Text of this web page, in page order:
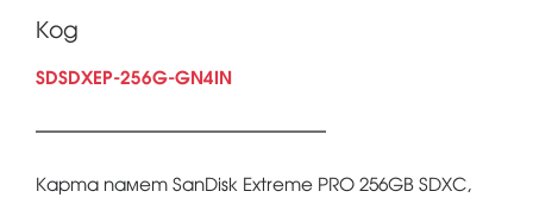
Код
SDSDXEP-256G-GN4IN
Карта памет SanDisk Extreme PRO 256GB SDXC,